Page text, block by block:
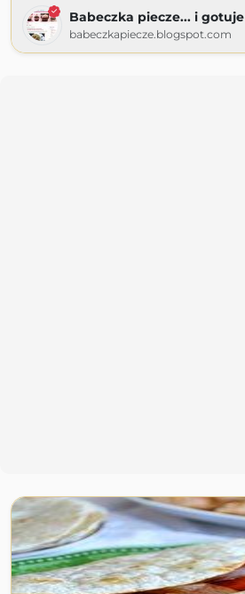
Babeczka piecze... i gotuje
babeczkapiecze.blogspot.com